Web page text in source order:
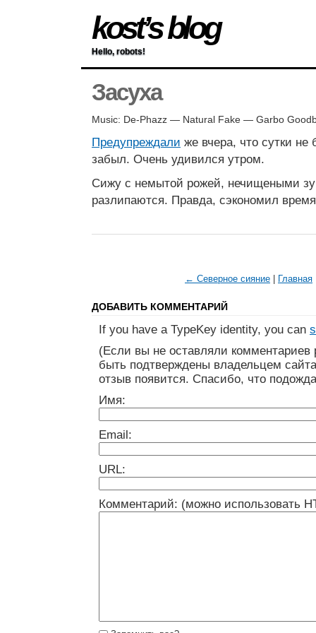
kost’s blog
Hello, robots!
Засуха
Music: De-Phazz — Natural Fake — Garbo
Предупреждали же вчера, что сутки не
забыл. Очень удивился утром.
Сижу с немытой рожей, нечищеными
разлипаются. Правда, сэкономил
← Северное сияние Главная
ДОБАВИТЬ КОММЕНТАРИЙ
If you have a TypeKey identity, you can
(Если вы не оставляли
быть подтверждены владельцем
отзыв появится. Спасибо, что
Имя:
Email:
URL:
Комментарий: (можно использовать